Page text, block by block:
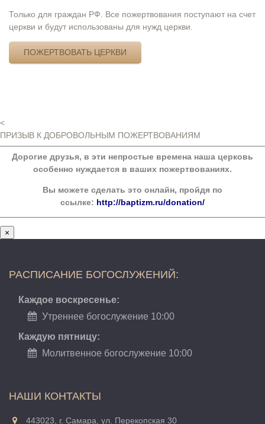
Только для граждан РФ. Все пожертвования поступают на счет
церкви и будут использованы для нужд церкви.
ПОЖЕРТВОВАТЬ ЦЕРКВИ
<
ПРИЗЫВ К ДОБРОВОЛЬНЫМ ПОЖЕРТВОВАНИЯМ
Дорогие друзья, в эти непростые времена наша церковь
особенно нуждается в ваших пожертвованиях.
Вы можете сделать это онлайн, пройдя по
ссылке: http://baptizm.ru/donation/
×
РАСПИСАНИЕ БОГОСЛУЖЕНИЙ:
Каждое воскресенье:
Утреннее богослужение 10:00
Каждую пятницу:
Молитвенное богослужение 10:00
НАШИ КОНТАКТЫ
443023, г. Самара, ул. Перекопская 30